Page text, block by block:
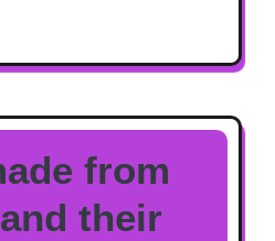
from
their